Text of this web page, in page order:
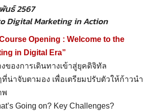
นธ์ 2567
Digital Marketing in Action
Opening : Welcome to the
in Digital Era”
ของการเดินทางเข้าสู่ยุคดิจิทัล
น่าจับตามอง เพื่อเตรียมปรับตัวให้ก้าวนำ
พ
Going on? Key Challenges?